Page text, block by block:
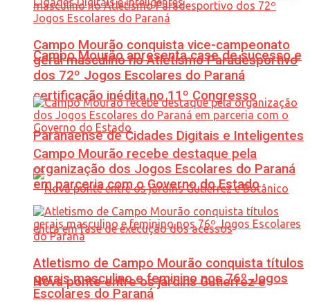
Campo Mourão apresenta case de sucesso e
certificação inédita no 11º Congresso
Paranaense de Cidades Digitais e Inteligentes
Nova ponte entre os jardins Gutierrez e
Campo Mourão conquista vice-campeonato
geral masculino no Atletismo Paradesportivo
dos 72º Jogos Escolares do Paraná
Campo Mourão recebe destaque pela
organização dos Jogos Escolares do Paraná
em parceria com o Governo do Estado
Atletismo de Campo Mourão conquista títulos
gerais masculino e feminino nos 76º Jogos
Escolares do Paraná